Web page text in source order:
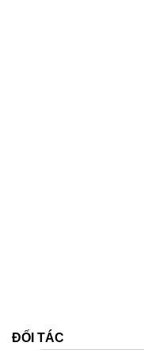
ĐỐI TÁC